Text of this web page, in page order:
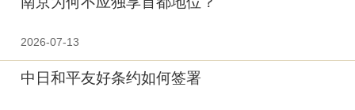
2026-07-13
中日和平友好条约如何签署